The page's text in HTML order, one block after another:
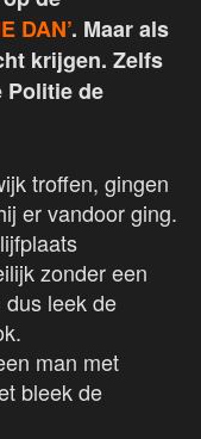
DAN’. Maar als
krijgen. Zelfs
Politie de
troffen, gingen
er vandoor ging.
zonder een
leek de
man met
bleek de